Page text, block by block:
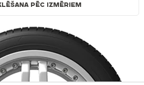
PĒC IZMĒRIEM